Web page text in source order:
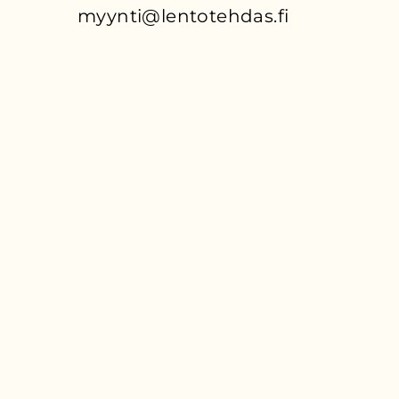
myynti@lentotehdas.fi